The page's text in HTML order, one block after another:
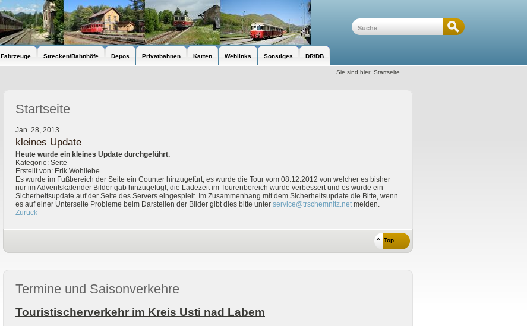
Fahrzeuge Strecken/Bahnhöfe Depos Privatbahnen Karten Weblinks Sonstiges DR/DB
Sie sind hier:Startseite
Startseite
Jan. 28, 2013
kleines Update
Heute wurde ein kleines Update durchgeführt.
Kategorie: Seite
Erstellt von: Erik Wohllebe
Es wurde im Fußbereich der Seite ein Counter hinzugefürt, es wurde die Tour vom 08.12.2012 von welcher es bisher
nur im Adventskalender Bilder gab hinzugefügt, die Ladezeit im Tourenbereich wurde verbessert und es wurde ein
Sicherheitsupdate auf der Seite des Servers eingespielt. Im Zusammenhang mit dem Sicherheitsupdate die Bitte, wenn
es auf einer Unterseite Probleme beim Darstellen der Bilder gibt dies bitte unter service@trschemnitz.netmelden.
Zurück
^ Top
Termine und Saisonverkehre
Touristischerverkehr im Kreis Usti nad Labem